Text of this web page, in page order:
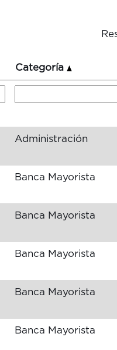
Categoría
Administración
Banca Mayorista
Banca Mayorista
Banca Mayorista
Banca Mayorista
Banca Mayorista